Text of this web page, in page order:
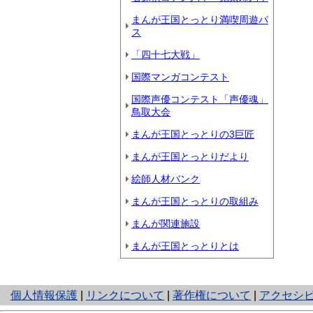
まんが王国とっとり満喫周遊パ
ス
「四十七大戦」
国際マンガコンテスト
国際声優コンテスト「声優魂」
鳥取大会
まんが王国とっとりの3巨匠
まんが王国とっとりだより
絵師人材バンク
まんが王国とっとりの取組み
まんが関連施設
まんが王国とっとりとは
個人情報保護
と
り
リンクについて 著作権について アクセシ